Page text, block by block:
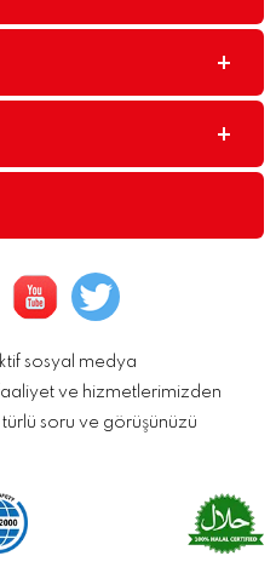
sosyal medya
ve hizmetlerimizden
soru ve görüşünüzü